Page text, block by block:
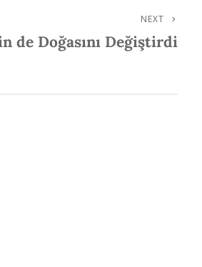
NEXT
de Doğasını Değiştirdi